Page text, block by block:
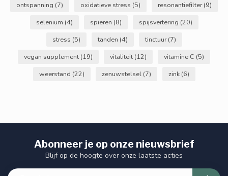
ontspanning (7) oxidatieve stress (5) resonantiefilter(9)
selenium (4) spieren (8) spijsvertering (20)
stress (5) tanden (4) tinctuur(7)
vegan supplement (19) vitaliteit (12) vitamine C (5)
weerstand (22) zenuwstelsel (7) zink (6)
Abonneer je op onze nieuwsbrief
Blijf op de hoogte over onze laatste acties